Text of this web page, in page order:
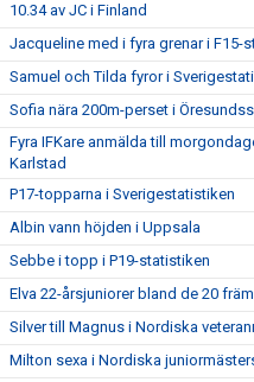
10.34 av JC i Finland
Jacqueline med i fyra grenar i F15-
Samuel och Tilda fyror i
Sofia nära 200m-perset i
Fyra IFKare anmälda till
Karlstad
P17-topparna i Sverigestatistiken
Albin vann höjden i Uppsala
Sebbe i topp i P19-statistiken
Elva 22-årsjuniorer bland de 20
Silver till Magnus i Nordiska
Milton sexa i Nordiska